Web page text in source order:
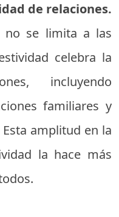
de relaciones.
no se limita a las
celebra la
incluyendo
familiares y
amplitud en la
la hace más